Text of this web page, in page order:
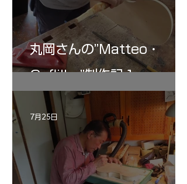
丸岡さんの”Matteo・
Gofliller”制作記１
7月25日